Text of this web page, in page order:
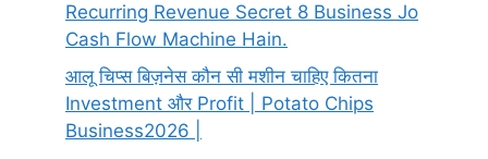
Recurring Revenue Secret 8 Business Jo
Cash Flow Machine Hain.
आलू चिप्स बिज़नेस कौन सी मशीन चाहिए कितना
Investment और Profit | Potato Chips
Business2026 |